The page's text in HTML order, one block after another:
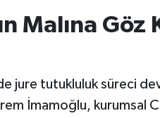
Malına Göz
jure tutukluluk süreci
İmamoğlu, kurumsal